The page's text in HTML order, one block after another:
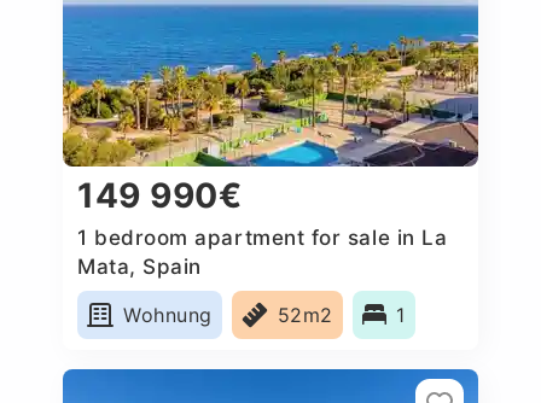
149 990€
1 bedroom apartment for sale in La
Mata, Spain
Wohnung
52m2 1